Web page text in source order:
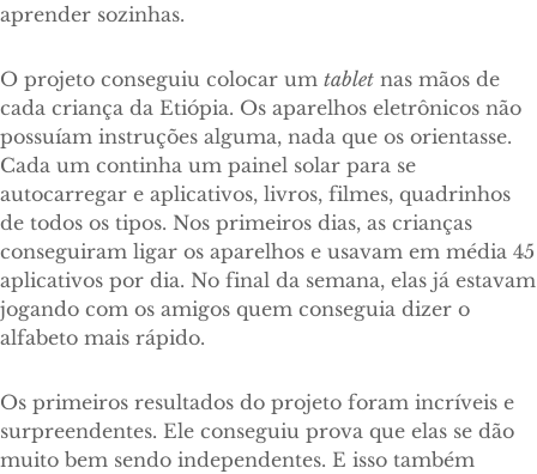
aprender sozinhas.
O projeto conseguiu colocar um tablet nas mãos de
cada criança da Etiópia. Os aparelhos eletrônicos não
possuíam instruções alguma, nada que os orientasse.
Cada um continha um painel solar para se
autocarregar e aplicativos, livros, filmes, quadrinhos
de todos os tipos. Nos primeiros dias, as crianças
conseguiram ligar os aparelhos e usavam em média 45
aplicativos por dia. No final da semana, elas já estavam
jogando com os amigos quem conseguia dizer o
alfabeto mais rápido.
Os primeiros resultados do projeto foram incríveis e
surpreendentes. Ele conseguiu prova que elas se dão
muito bem sendo independentes. E isso também